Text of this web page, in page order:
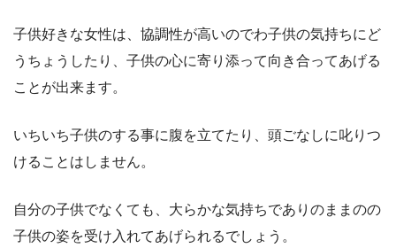
子供好きな女性は、協調性が高いのでわ子供の気持ちにど
うちょうしたり、子供の心に寄り添って向き合ってあげる
ことが出来ます。
いちいち子供のする事に腹を立てたり、頭ごなしに叱りつ
けることはしません。
自分の子供でなくても、大らかな気持ちでありのままのの
子供の姿を受け入れてあげられるでしょう。